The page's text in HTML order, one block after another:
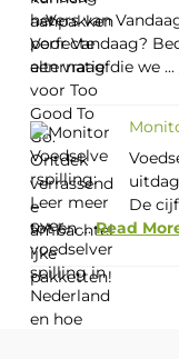
Vers van
Voor Vandaag?
een vraag die we ...
De
tot en ...Read